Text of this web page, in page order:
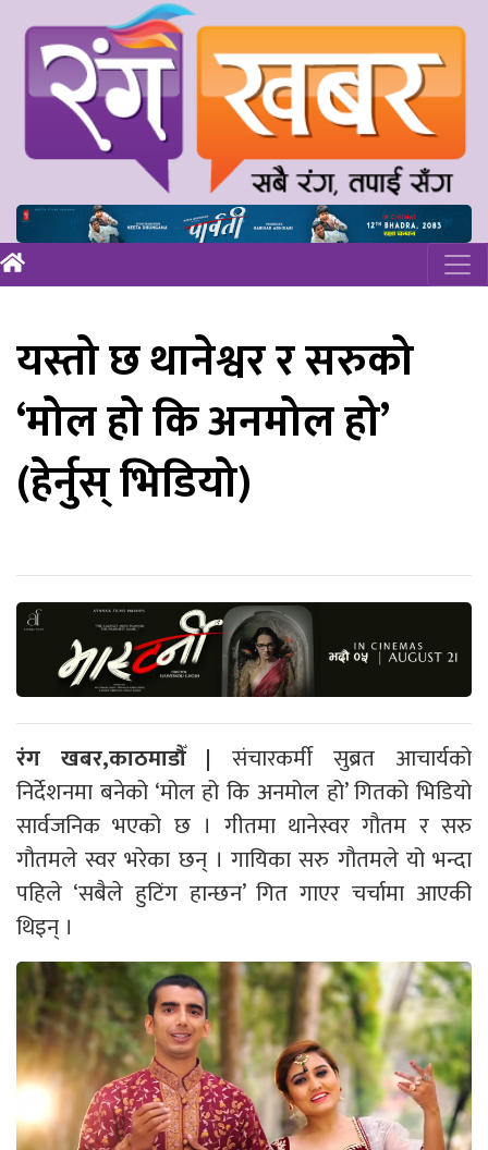
यस्तो छ थानेश्वर र सरुको
‘मोल हो कि अनमोल हो’
(हेर्नुस् भिडियो)
रंग खबर,काठमाडौँ | संचारकर्मी सुब्रत आचार्यको
निर्देशनमा बनेको ‘मोल हो कि अनमोल हो’ गितको भिडियो
सार्वजनिक भएको छ । गीतमा थानेस्वर गौतम र सरु
गौतमले स्वर भरेका छन् । गायिका सरु गौतमले यो भन्दा
पहिले ‘सबैले हुटिंग हान्छन’ गित गाएर चर्चामा आएकी
थिइन् ।